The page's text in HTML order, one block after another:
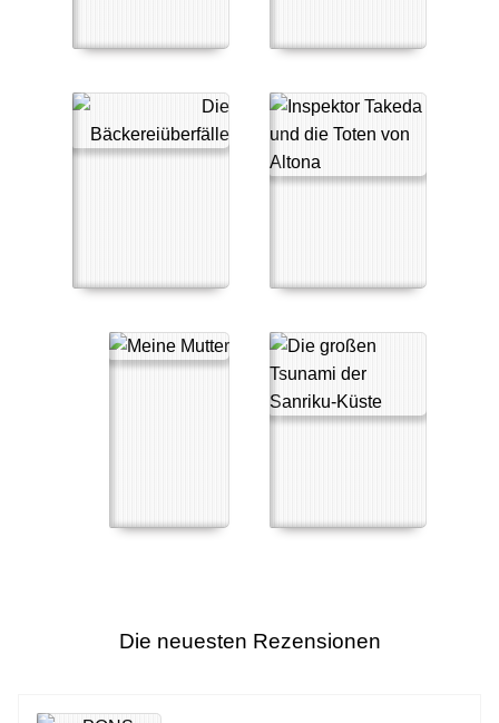
Die neuesten Rezensionen